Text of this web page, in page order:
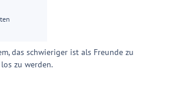
das schwieriger ist als Freunde zu
zu werden.